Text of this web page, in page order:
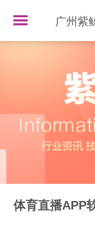
广州紫
体育直播APP